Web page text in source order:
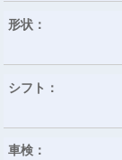
形状：
シフト：
車検：